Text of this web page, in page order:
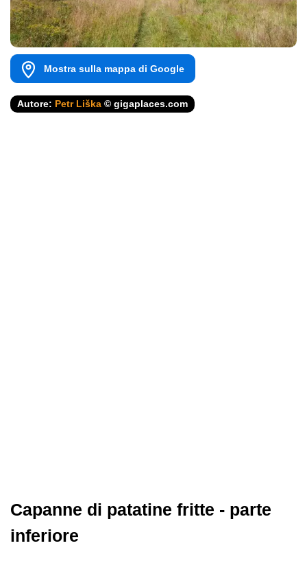
Mostra sulla mappa di Google
Autore: Petr Liška © gigaplaces.com
Capanne di patatine fritte - parte
inferiore